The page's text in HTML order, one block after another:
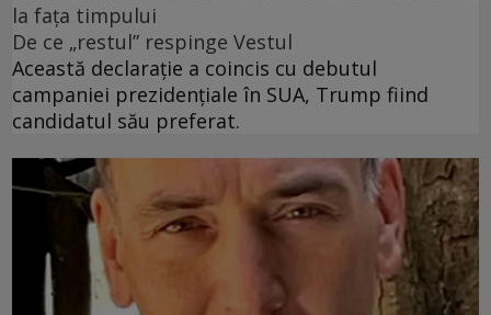
la fața timpului
De ce „restul” respinge Vestul
Această declarație a coincis cu debutul
campaniei prezidențiale în SUA, Trump fiind
candidatul său preferat.